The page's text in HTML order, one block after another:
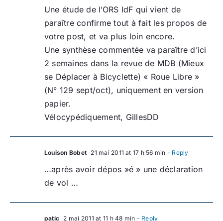
Une étude de l’ORS IdF qui vient de
paraître confirme tout à fait les propos de
votre post, et va plus loin encore.
Une synthèse commentée va paraître d’ici
2 semaines dans la revue de MDB (Mieux
se Déplacer à Bicyclette) « Roue Libre »
(N° 129 sept/oct), uniquement en version
papier.
Vélocypédiquement, GillesDD
Louison Bobet 21 mai 2011 at 17 h 56 min - Reply
…après avoir dépos »é » une déclaration
de vol …
patic 2 mai 2011 at 11 h 48 min - Reply